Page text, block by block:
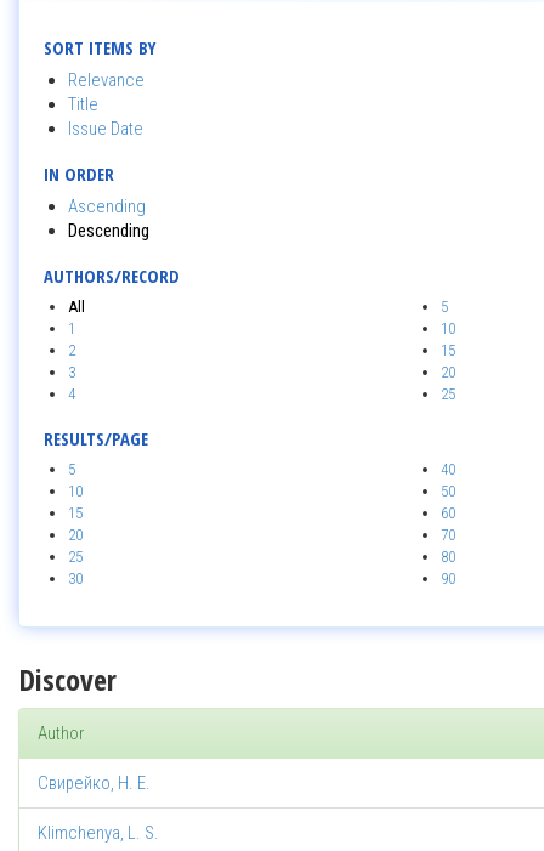
SORT ITEMS BY
Relevance
Title
Issue Date
IN ORDER
Ascending
Descending
AUTHORS/RECORD
All
1
2
3
4
5
10
15
20
25
RESULTS/PAGE
5
10
15
20
25
30
40
50
60
70
80
90
Discover
Author
Свирейко, Н. Е.
Klimchenya, L. S.